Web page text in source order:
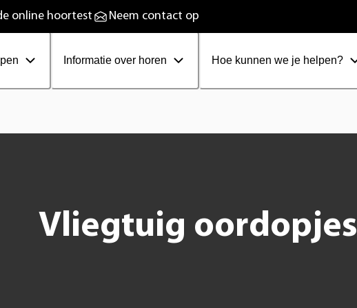
online hoortest Neem contact op
Informatie over horen Hoe kunnen we je helpen?
hoortoestellen
Vliegtuig oordopjes